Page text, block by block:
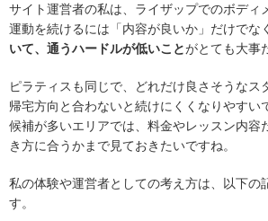
サイト運営者の私は、ライザップでのボディ
運動を続けるには「内容が良いか」だけでな
いて、通うハードルが低いことがとても大事
ピラティスも同じで、どれだけ良さそうなス
帰宅方向と合わないと続けにくくなりやすい
候補が多いエリアでは、料金やレッスン内容
き方に合うかまで見ておきたいですね。
私の体験や運営者としての考え方は、以下の
す。